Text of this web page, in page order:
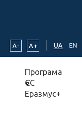
A- A+ UA EN
Програма
ЄС
Еразмус+